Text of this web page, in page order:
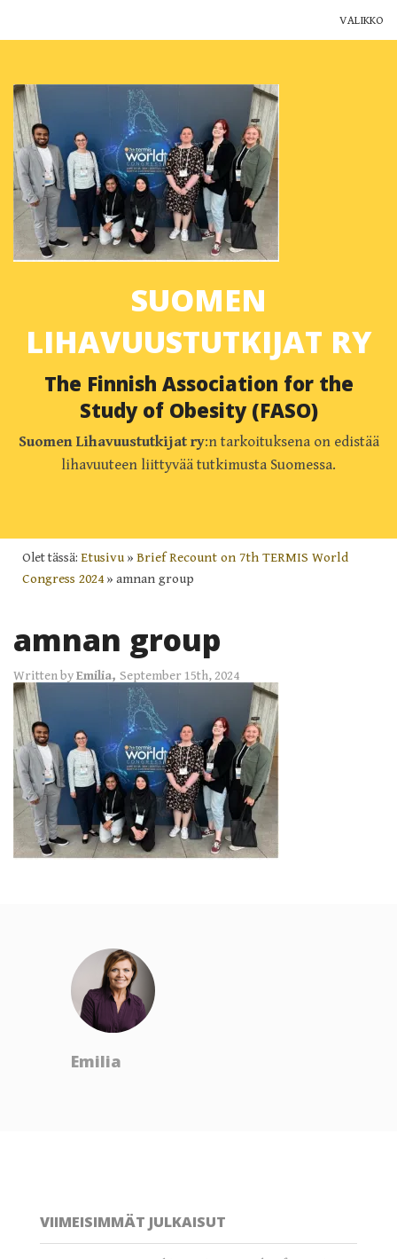
VALIKKO
Jäsenyys
Ajankohtaista
Yhteystiedot
Muut yhdistykset
Lihavuustutkimus Suomessa
Blogi
SUOMEN
LIHAVUUSTUTKIJAT RY
The Finnish Association for the
Study of Obesity (FASO)
Suomen Lihavuustutkijat ry:n tarkoituksena on edistää
lihavuuteen liittyvää tutkimusta Suomessa.
Olet tässä: Etusivu » Brief Recount on 7th TERMIS World
Congress 2024 » amnan group
amnan group
Written byEmilia, September 15th, 2024
Emilia
VIIMEISIMMÄT JULKAISUT